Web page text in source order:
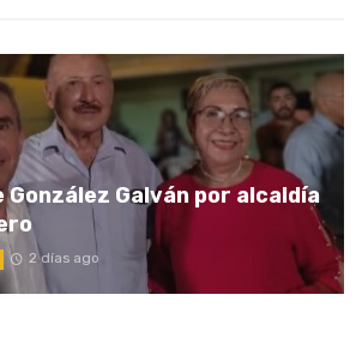
González Galván por alcaldía
2 días ago